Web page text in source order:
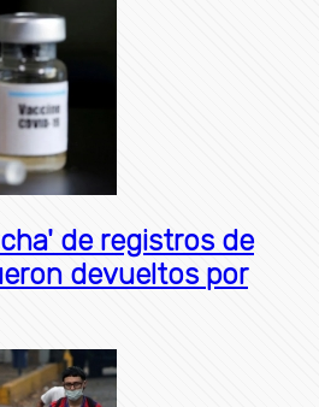
de registros de
devueltos por